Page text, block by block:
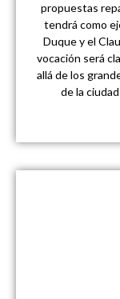
propuestas
tendrá como
Duque y el
vocación será
allá de los
de la